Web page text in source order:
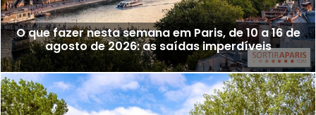
O que fazer nesta semana em Paris, de 10 a 16 de
agosto de 2026: as saídas imperdíveis